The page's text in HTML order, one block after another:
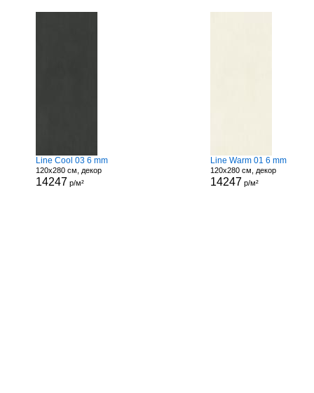
Line Cool 03 6 mm
120x280 см, декор
14247 р/м²
Line Warm 01 6 mm
120x280 см, декор
14247 р/м²